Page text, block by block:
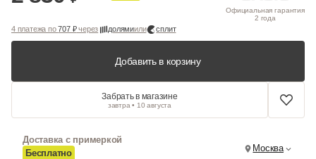
Официальная гарантия
2 года
4 платежа по707 ₽через долямиили сплит
Добавить в корзину
Забрать в магазине
завтра • 10 августа
Доставка с примеркой
Бесплатно
Москва